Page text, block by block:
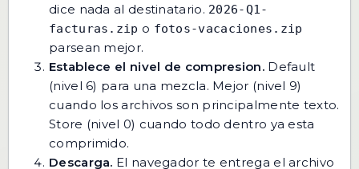
dice nada al destinatario. 2026-Q1-
facturas.zip o fotos-vacaciones.zip
parsean mejor.
Establece el nivel de compresion.Default
(nivel 6) para una mezcla. Mejor (nivel 9)
cuando los archivos son principalmente texto.
Store (nivel 0) cuando todo dentro ya esta
comprimido.
Descarga. El navegador te entrega el archivo